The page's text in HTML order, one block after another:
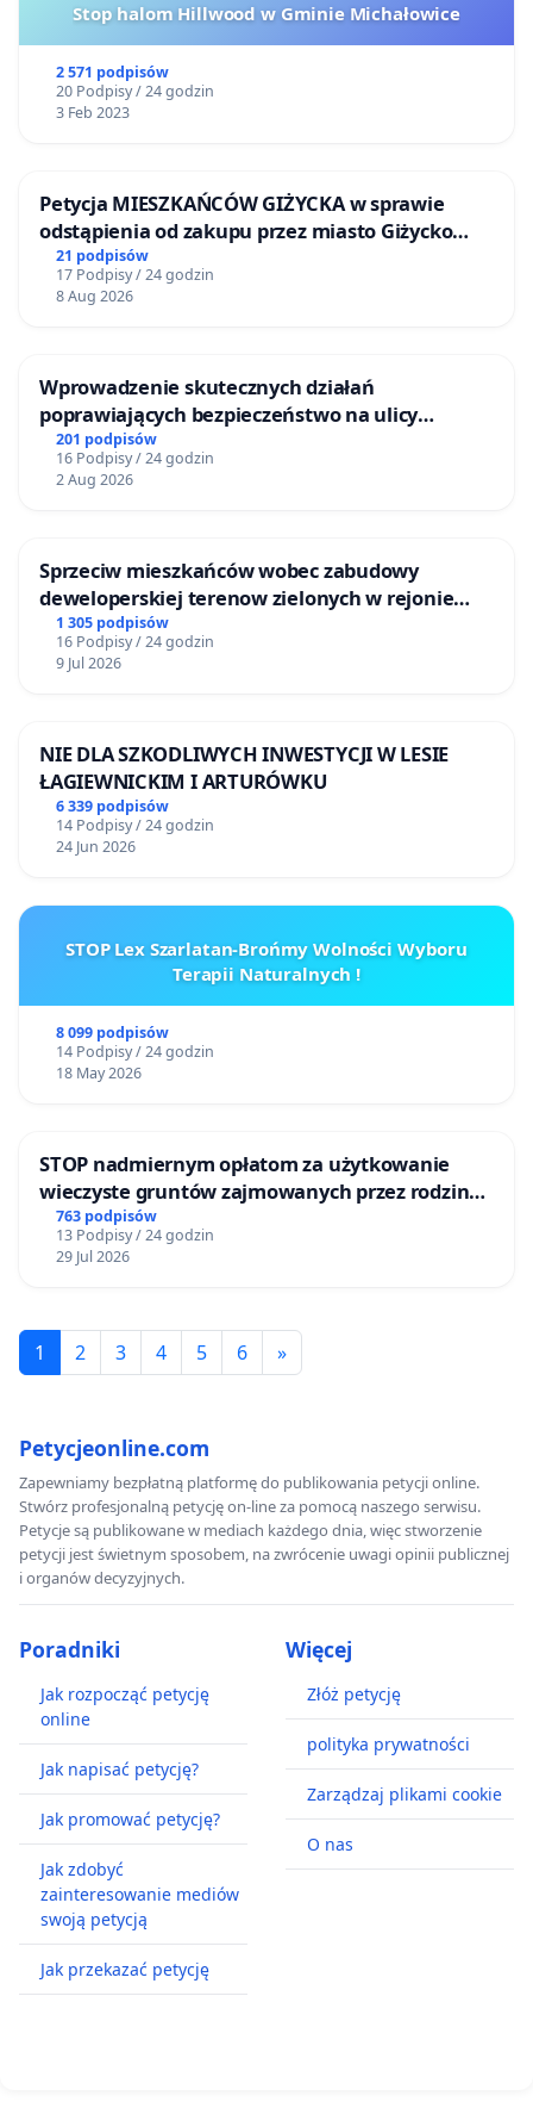
Stop halom Hillwood w Gminie Michałowice
2 571 podpisów
20 Podpisy / 24 godzin
3 Feb 2023
Petycja MIESZKAŃCÓW GIŻYCKA w sprawie
odstąpienia od zakupu przez miasto Giżycko
nieruchomości położonej nad jeziorem Niegocin
21 podpisów
17 Podpisy / 24 godzin
8 Aug 2026
Wprowadzenie skutecznych działań
poprawiających bezpieczeństwo na ulicy
Żeromskiego w Otwocku
201 podpisów
16 Podpisy / 24 godzin
2 Aug 2026
Sprzeciw mieszkańców wobec zabudowy
deweloperskiej terenow zielonych w rejonie
Bulwarów Straceńskich w Bielsku-Białej
1 305 podpisów
16 Podpisy / 24 godzin
9 Jul 2026
NIE DLA SZKODLIWYCH INWESTYCJI W LESIE
ŁAGIEWNICKIM I ARTURÓWKU
6 339 podpisów
14 Podpisy / 24 godzin
24 Jun 2026
STOP Lex Szarlatan-Brońmy Wolności Wyboru
Terapii Naturalnych !
8 099 podpisów
14 Podpisy / 24 godzin
18 May 2026
STOP nadmiernym opłatom za użytkowanie
wieczyste gruntów zajmowanych przez rodzinne
ogrody działkowe.
763 podpisów
13 Podpisy / 24 godzin
29 Jul 2026
1 2 3 4 5 6 »
Petycjeonline.com
Zapewniamy bezpłatną platformę do publikowania petycji online.
Stwórz profesjonalną petycję on-line za pomocą naszego serwisu.
Petycje są publikowane w mediach każdego dnia, więc stworzenie
petycji jest świetnym sposobem, na zwrócenie uwagi opinii publicznej
i organów decyzyjnych.
Poradniki
Jak rozpocząć petycję
online
Jak napisać petycję?
Jak promować petycję?
Jak zdobyć
zainteresowanie mediów
swoją petycją
Jak przekazać petycję
Więcej
Złóż petycję
polityka prywatności
Zarządzaj plikami cookie
O nas